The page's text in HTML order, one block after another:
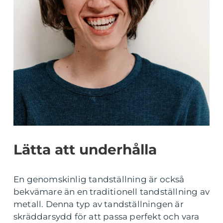
Lätta att underhålla
En genomskinlig tandställning är också
bekvämare än en traditionell tandställning av
metall. Denna typ av tandställningen är
skräddarsydd för att passa perfekt och vara